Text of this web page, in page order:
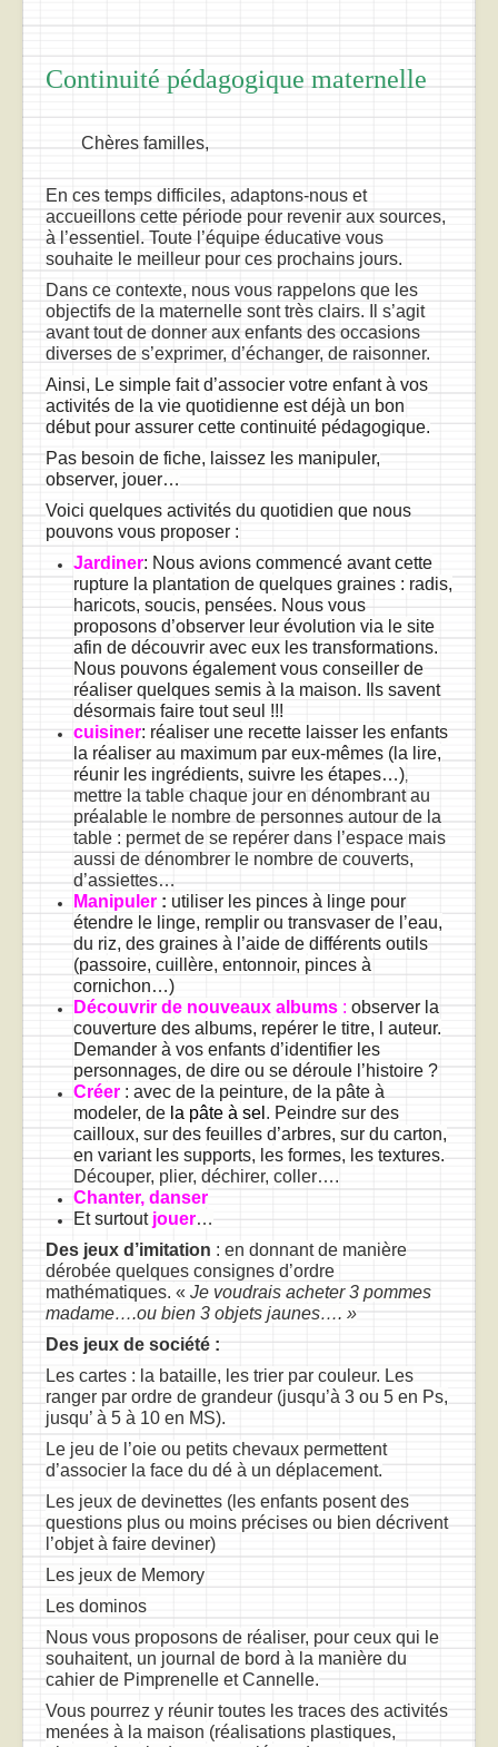
Continuité pédagogique maternelle
Chères familles,
En ces temps difficiles, adaptons-nous et
accueillons cette période pour revenir aux sources,
à l’essentiel. Toute l’équipe éducative vous
souhaite le meilleur pour ces prochains jours.
Dans ce contexte, nous vous rappelons que les
objectifs de la maternelle sont très clairs. Il s’agit
avant tout de donner aux enfants des occasions
diverses de s’exprimer, d’échanger, de raisonner.
Ainsi, Le simple fait d’associer votre enfant à vos
activités de la vie quotidienne est déjà un bon
début pour assurer cette continuité pédagogique.
Pas besoin de fiche, laissez les manipuler,
observer, jouer…
Voici quelques activités du quotidien que nous
pouvons vous proposer :
Jardiner: Nous avions commencé avant cette
rupture la plantation de quelques graines : radis,
haricots, soucis, pensées. Nous vous
proposons d’observer leur évolution via le site
afin de découvrir avec eux les transformations.
Nous pouvons également vous conseiller de
réaliser quelques semis à la maison. Ils savent
désormais faire tout seul !!!
cuisiner: réaliser une recette laisser les enfants
la réaliser au maximum par eux-mêmes (la lire,
réunir les ingrédients, suivre les étapes…),
mettre la table chaque jour en dénombrant au
préalable le nombre de personnes autour de la
table : permet de se repérer dans l’espace mais
aussi de dénombrer le nombre de couverts,
d’assiettes…
Manipuler : utiliser les pinces à linge pour
étendre le linge, remplir ou transvaser de l’eau,
du riz, des graines à l’aide de différents outils
(passoire, cuillère, entonnoir, pinces à
cornichon…)
Découvrir de nouveaux albums : observer la
couverture des albums, repérer le titre, l auteur.
Demander à vos enfants d’identifier les
personnages, de dire ou se déroule l’histoire ?
Créer : avec de la peinture, de la pâte à
modeler, de la pâte à sel . Peindre sur des
cailloux, sur des feuilles d’arbres, sur du carton,
en variant les supports, les formes, les textures.
Découper, plier, déchirer, coller….
Chanter, danser
Et surtout jouer…
Des jeux d’imitation : en donnant de manière
dérobée quelques consignes d’ordre
mathématiques. « Je voudrais acheter 3 pommes
madame….ou bien 3 objets jaunes…. »
Des jeux de société :
Les cartes : la bataille, les trier par couleur. Les
ranger par ordre de grandeur (jusqu’à 3 ou 5 en Ps,
jusqu’ à 5 à 10 en MS).
Le jeu de l’oie ou petits chevaux permettent
d’associer la face du dé à un déplacement.
Les jeux de devinettes (les enfants posent des
questions plus ou moins précises ou bien décrivent
l’objet à faire deviner)
Les jeux de Memory
Les dominos
Nous vous proposons de réaliser, pour ceux qui le
souhaitent, un journal de bord à la manière du
cahier de Pimprenelle et Cannelle.
Vous pourrez y réunir toutes les traces des activités
menées à la maison (réalisations plastiques,